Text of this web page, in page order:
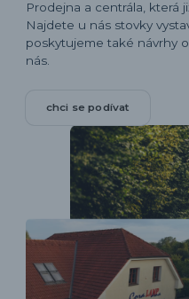
Prodejna a centrála, která
Najdete u nás stovky
poskytujeme také návrhy
nás.
chci se podívat